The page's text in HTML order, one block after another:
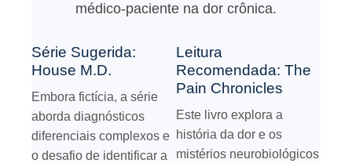
médico-paciente na dor crônica.
Série Sugerida:
House M.D.
Embora fictícia, a série
aborda diagnósticos
diferenciais complexos e
o desafio de identificar a
Leitura
Recomendada: The
Pain Chronicles
Este livro explora a
história da dor e os
mistérios neurobiológicos